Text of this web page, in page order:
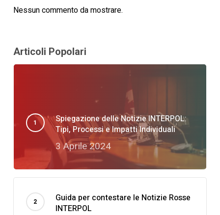
Nessun commento da mostrare.
Articoli Popolari
Spiegazione delle Notizie INTERPOL:
Tipi, Processi e Impatti Individuali
3 Aprile 2024
Guida per contestare le Notizie Rosse
INTERPOL